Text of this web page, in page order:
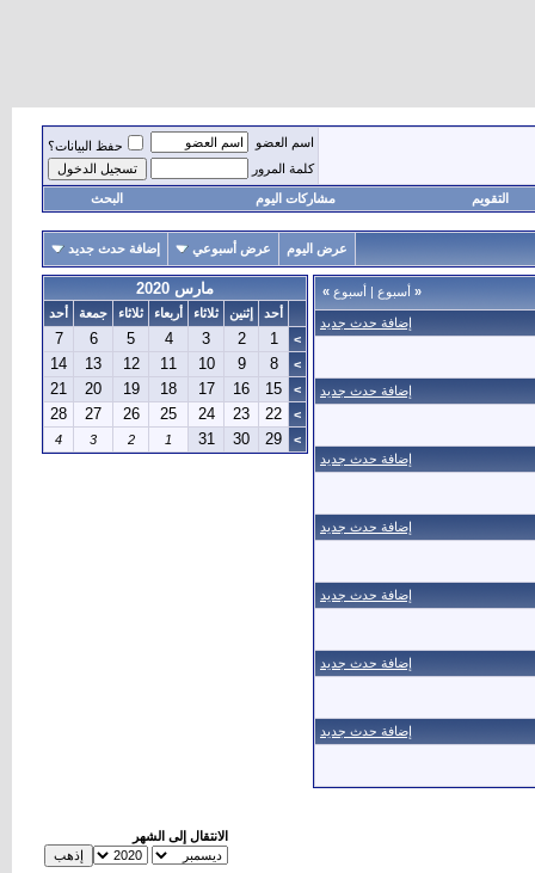
اسم العضو
حفظ البيانات؟
كلمة المرور
التقويم مشاركات اليوم البحث
عرض اليوم عرض أسبوعي إضافة حدث جديد
« أسبوع | أسبوع »
إضافة حدث جديد
إضافة حدث جديد
إضافة حدث جديد
إضافة حدث جديد
إضافة حدث جديد
إضافة حدث جديد
إضافة حدث جديد
مارس 2020
أحد إثنين ثلاثاء أربعاء ثلاثاء جمعة
أحد
>
1
2
3
4
5
6
7
>
8
9
10
11
12
13
14
>
15
16
17
18
19
20
21
>
22
23
24
25
26
27
28
>
29
30
31
1
2
3
4
الانتقال إلى الشهر